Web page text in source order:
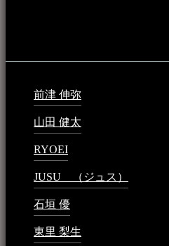
前津 伸弥
山田 健太
RYOEI
JUSU （ジュス）
石垣 優
東里 梨生